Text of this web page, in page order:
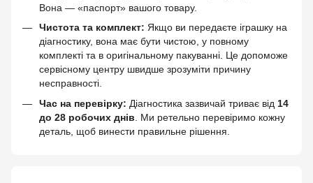
Вона — «паспорт» вашого товару.
Чистота та комплект: Якщо ви передаєте іграшку на
діагностику, вона має бути чистою, у повному
комплекті та в оригінальному пакуванні. Це допоможе
сервісному центру швидше зрозуміти причину
несправності.
Час на перевірку: Діагностика зазвичай триває від 14
до 28 робочих днів . Ми ретельно перевіримо кожну
деталь, щоб винести правильне рішення.